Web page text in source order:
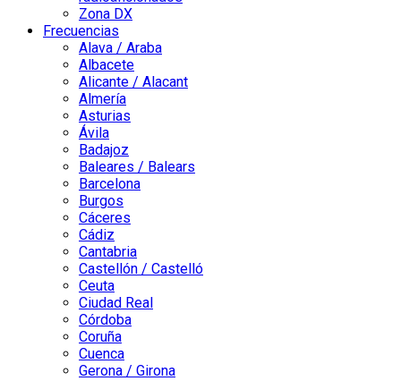
Zona DX
Frecuencias
Alava / Araba
Albacete
Alicante / Alacant
Almería
Asturias
Ávila
Badajoz
Baleares / Balears
Barcelona
Burgos
Cáceres
Cádiz
Cantabria
Castellón / Castelló
Ceuta
Ciudad Real
Córdoba
Coruña
Cuenca
Gerona / Girona